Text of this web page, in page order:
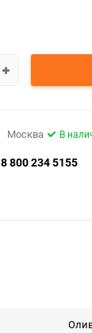
Москва В
8 800 234 5155